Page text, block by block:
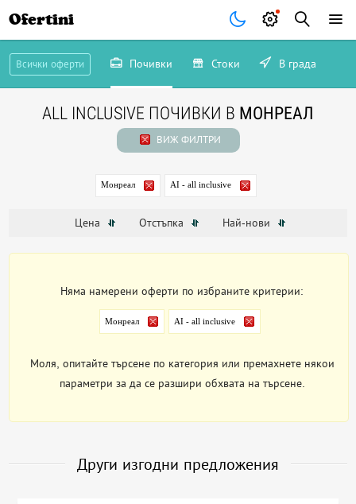
Ofertini
Всички оферти Почивки Стоки В града
ALL INCLUSIVE ПОЧИВКИ В МОНРЕАЛ
ВИЖ ФИЛТРИ
Монреал AI - all inclusive
Цена Отстъпка Най-нови
Няма намерени оферти по избраните критерии:
Монреал AI - all inclusive
Моля, опитайте търсене по категория или премахнете някои
параметри за да се разшири обхвата на търсене.
Други изгодни предложения